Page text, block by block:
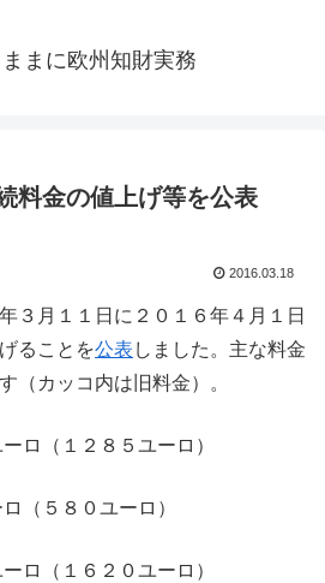
まに欧州知財実務
料金の値上げ等を公表
2016.03.18
３月１１日に２０１６年４月１日
ることを公表 しました。主な料金
（カッコ内は旧料金）。
ロ（１２８５ユーロ）
（５８０ユーロ）
ロ（１６２０ユーロ）